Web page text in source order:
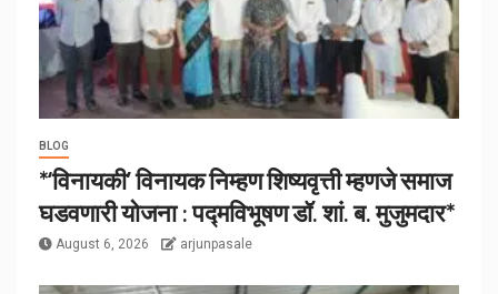
BLOG
*‘विनायकी’ विनायक निम्हण शिष्यवृत्ती म्हणजे समाज
घडवणारी योजना : पद्मविभूषण डॉ. शां. ब. मुजुमदार*
August 6, 2026 arjunpasale